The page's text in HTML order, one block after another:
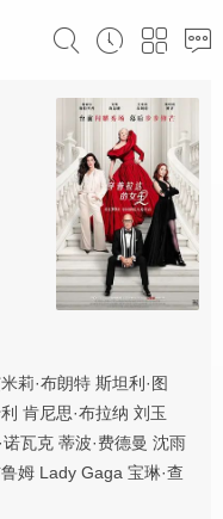
莉·布朗特 斯坦利·图
肯尼思·布拉纳 刘玉
诺瓦克 蒂波·费德曼 沈雨
姆 Lady Gaga 宝琳·查